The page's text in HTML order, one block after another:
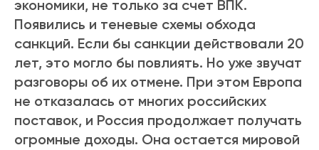
экономики, не только за счет ВПК.
Появились и теневые схемы обхода
санкций. Если бы санкции действовали 20
лет, это могло бы повлиять. Но уже звучат
разговоры об их отмене. При этом Европа
не отказалась от многих российских
поставок, и Россия продолжает получать
огромные доходы. Она остается мировой